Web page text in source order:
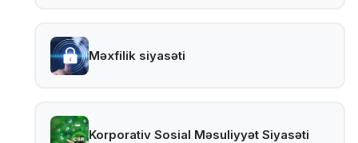
Məxfilik siyasəti
Korporativ Sosial Məsuliyyət Siyasəti